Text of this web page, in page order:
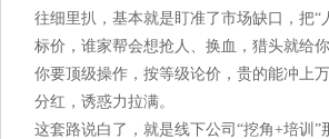
往细里扒，基本就是盯准了市场缺口，把“
标价，谁家帮会想抢人、换血，猎头就给
你要顶级操作，按等级论价，贵的能冲上
分红，诱惑力拉满。
这套路说白了，就是线下公司“挖角+培训”